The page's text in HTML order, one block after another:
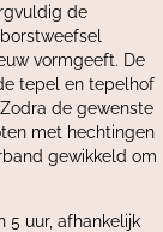
de
vormgeeft. De
tepel en tepelhof
de gewenste
met hechtingen
gewikkeld om
5 uur, afhankelijk